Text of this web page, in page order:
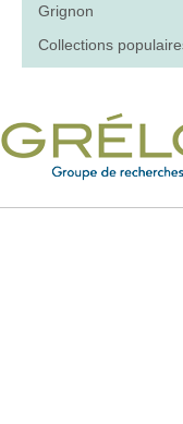
Grignon
Collections